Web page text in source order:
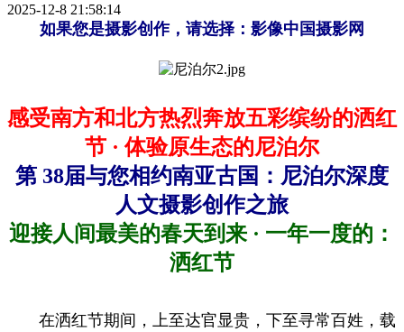
2025-12-8 21:58:14
如果您是摄影创作，请选择 ： 影像中国摄影网
感受南方和北方热烈奔放五彩缤纷的洒红
节 · 体验原生态的尼泊尔
第 38届与您相约南亚古国 ：尼泊尔深度
人文摄影创作之旅
迎接人间最美的春天到来 · 一年一度的：
洒红节
在洒红节期间，上至达官显贵，下至寻常百姓，载